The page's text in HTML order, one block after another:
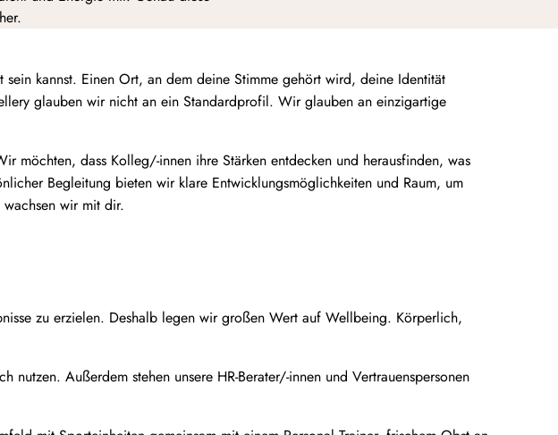
kannst. Einen Ort, an dem deine Stimme gehört wird, deine Identität
glauben wir nicht an ein Standardprofil. Wir glauben an einzigartige
möchten, dass Kolleg/-innen ihre Stärken entdecken und herausfinden, was
Begleitung bieten wir klare Entwicklungsmöglichkeiten und Raum, um
wir mit dir.
zu erzielen. Deshalb legen wir großen Wert auf Wellbeing. Körperlich,
Außerdem stehen unsere HR-Berater/-innen und Vertrauenspersonen